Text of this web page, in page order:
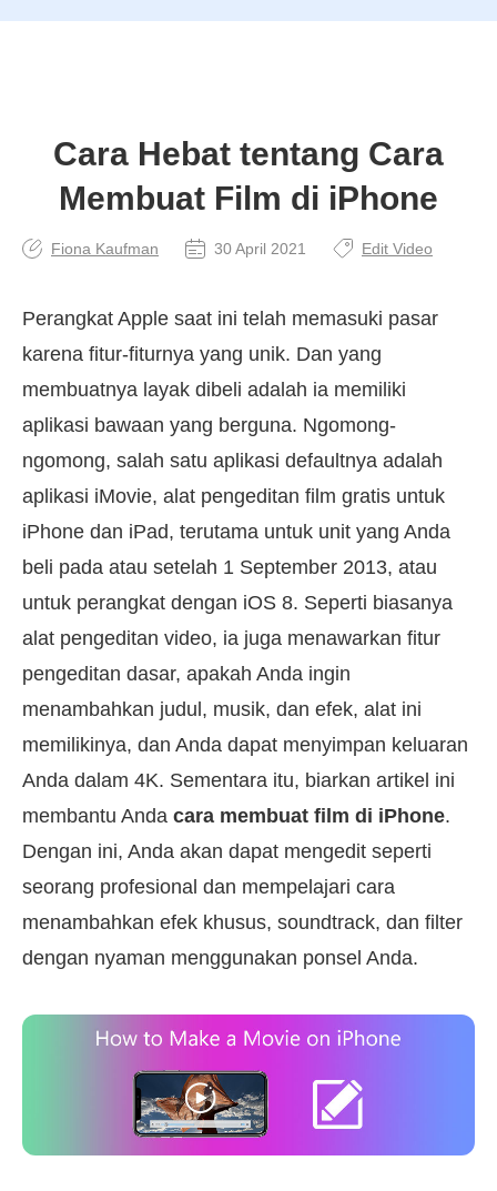
Cara Hebat tentang Cara
Membuat Film di iPhone
Fiona Kaufman 30 April 2021 Edit Video
Perangkat Apple saat ini telah memasuki pasar
karena fitur-fiturnya yang unik. Dan yang
membuatnya layak dibeli adalah ia memiliki
aplikasi bawaan yang berguna. Ngomong-
ngomong, salah satu aplikasi defaultnya adalah
aplikasi iMovie⁠, alat pengeditan film gratis untuk
iPhone dan iPad, terutama untuk unit yang Anda
beli pada atau setelah 1 September 2013, atau
untuk perangkat dengan iOS 8. Seperti biasanya
alat pengeditan video, ia juga menawarkan fitur
pengeditan dasar, apakah Anda ingin
menambahkan judul, musik, dan efek, alat ini
memilikinya, dan Anda dapat menyimpan keluaran
Anda dalam 4K. Sementara itu, biarkan artikel ini
membantu Anda cara membuat film di iPhone.
Dengan ini, Anda akan dapat mengedit seperti
seorang profesional dan mempelajari cara
menambahkan efek khusus, soundtrack, dan filter
dengan nyaman menggunakan ponsel Anda.